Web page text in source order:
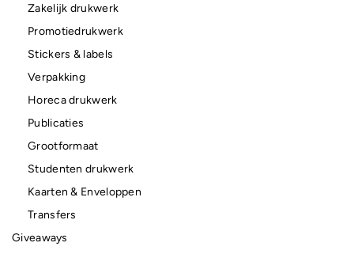
Zakelijk drukwerk
Promotiedrukwerk
Stickers & labels
Verpakking
Horeca drukwerk
Publicaties
Grootformaat
Studenten drukwerk
Kaarten & Enveloppen
Transfers
Giveaways